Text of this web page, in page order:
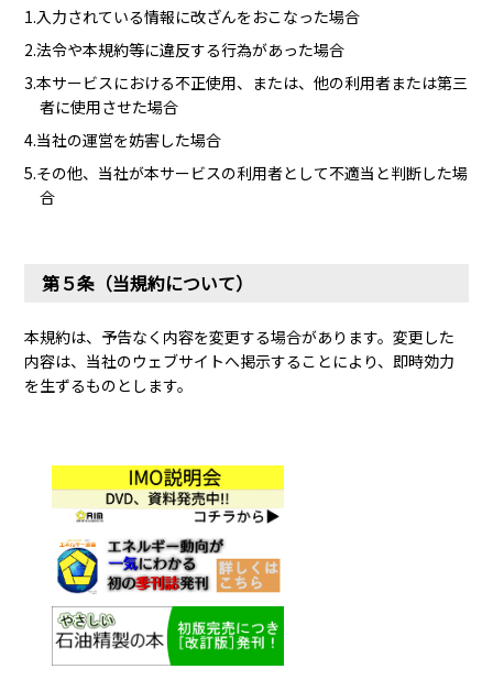
1.入力されている情報に改ざんをおこなった場合
2.法令や本規約等に違反する行為があった場合
3.本サービスにおける不正使用、または、他の利用者または第三
者に使用させた場合
4.当社の運営を妨害した場合
5.その他、当社が本サービスの利用者として不適当と判断した場
合
第５条（当規約について）
本規約は、予告なく内容を変更する場合があります。変更した
内容は、当社のウェブサイトへ掲示することにより、即時効力
を生ずるものとします。